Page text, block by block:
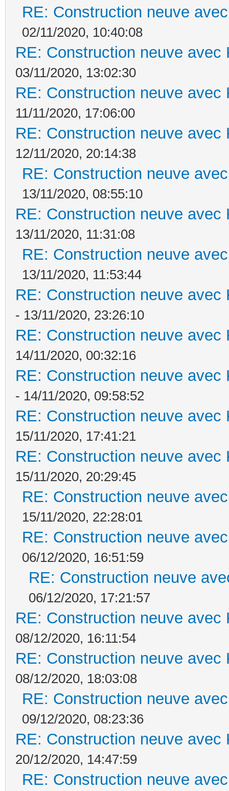
RE: Construction neuve
02/11/2020, 10:40:08
RE: Construction neuve avec
03/11/2020, 13:02:30
RE: Construction neuve avec
11/11/2020, 17:06:00
RE: Construction neuve avec
12/11/2020, 20:14:38
RE: Construction neuve
13/11/2020, 08:55:10
RE: Construction neuve avec
13/11/2020, 11:31:08
RE: Construction neuve
13/11/2020, 11:53:44
RE: Construction neuve avec
- 13/11/2020, 23:26:10
RE: Construction neuve avec
14/11/2020, 00:32:16
RE: Construction neuve avec
- 14/11/2020, 09:58:52
RE: Construction neuve avec
15/11/2020, 17:41:21
RE: Construction neuve avec
15/11/2020, 20:29:45
RE: Construction neuve
15/11/2020, 22:28:01
RE: Construction neuve
06/12/2020, 16:51:59
RE: Construction neuve
06/12/2020, 17:21:57
RE: Construction neuve avec
08/12/2020, 16:11:54
RE: Construction neuve avec
08/12/2020, 18:03:08
RE: Construction neuve
09/12/2020, 08:23:36
RE: Construction neuve avec
20/12/2020, 14:47:59
RE: Construction neuve